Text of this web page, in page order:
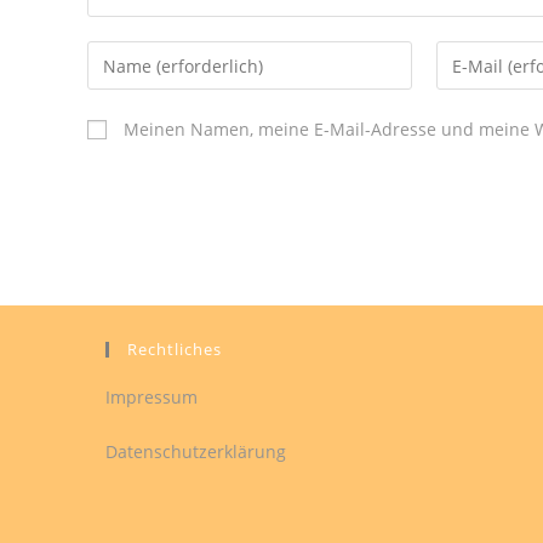
Gib
deinen
Namen
oder
Gib
deine
Meinen Namen, meine E-Mail-Adresse und
Rechtliches
Impressum
Datenschutzerklärung